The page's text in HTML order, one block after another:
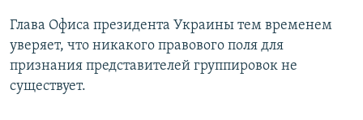
Глава Офиса президента Украины тем временем
уверяет, что никакого правового поля для
признания представителей группировок не
существует.